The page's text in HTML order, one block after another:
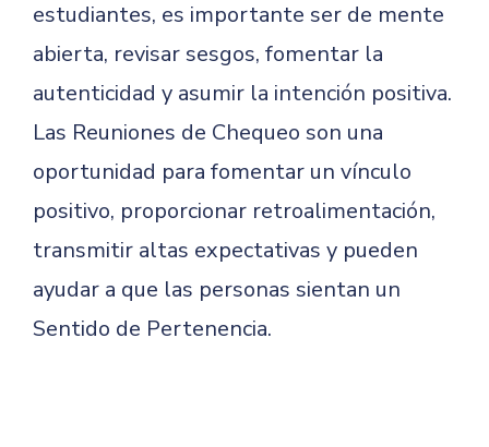
estudiantes, es importante ser de mente
abierta, revisar sesgos, fomentar la
autenticidad y asumir la intención positiva.
Las Reuniones de Chequeo son una
oportunidad para fomentar un vínculo
positivo, proporcionar retroalimentación,
transmitir altas expectativas y pueden
ayudar a que las personas sientan un
Sentido de Pertenencia.